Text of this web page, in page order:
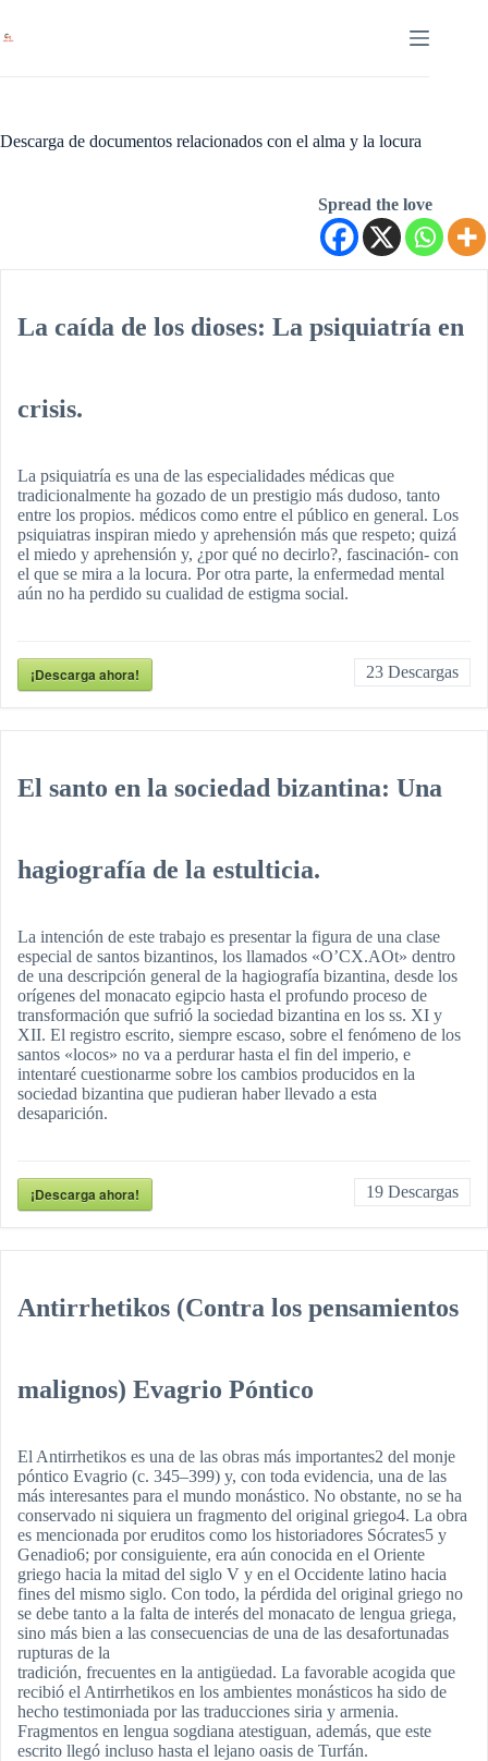
contenido
Descarga de documentos relacionados con el alma y la locura
Spread the love
La caída de los dioses: La psiquiatría en
crisis.
La psiquiatría es una de las especialidades médicas que
tradicionalmente ha gozado de un prestigio más dudoso, tanto
entre los propios. médicos como entre el público en general. Los
psiquiatras inspiran miedo y aprehensión más que respeto; quizá
el miedo y aprehensión y, ¿por qué no decirlo?, fascinación- con
el que se mira a la locura. Por otra parte, la enfermedad mental
aún no ha perdido su cualidad de estigma social.
¡Descarga ahora! 23 Descargas
El santo en la sociedad bizantina: Una
hagiografía de la estulticia.
La intención de este trabajo es presentar la figura de una clase
especial de santos bizantinos, los llamados «O’CX.AOt» dentro
de una descripción general de la hagiografía bizantina, desde los
orígenes del monacato egipcio hasta el profundo proceso de
transformación que sufrió la sociedad bizantina en los ss. XI y
XII. El registro escrito, siempre escaso, sobre el fenómeno de los
santos «locos» no va a perdurar hasta el fin del imperio, e
intentaré cuestionarme sobre los cambios producidos en la
sociedad bizantina que pudieran haber llevado a esta
desaparición.
¡Descarga ahora! 19 Descargas
Antirrhetikos (Contra los pensamientos
malignos) Evagrio Póntico
El Antirrhetikos es una de las obras más importantes2 del monje
póntico Evagrio (c. 345–399) y, con toda evidencia, una de las
más interesantes para el mundo monástico. No obstante, no se ha
conservado ni siquiera un fragmento del original griego4. La obra
es mencionada por eruditos como los historiadores Sócrates5 y
Genadio6; por consiguiente, era aún conocida en el Oriente
griego hacia la mitad del siglo V y en el Occidente latino hacia
fines del mismo siglo. Con todo, la pérdida del original griego no
se debe tanto a la falta de interés del monacato de lengua griega,
sino más bien a las consecuencias de una de las desafortunadas
rupturas de la
tradición, frecuentes en la antigüedad. La favorable acogida que
recibió el Antirrhetikos en los ambientes monásticos ha sido de
hecho testimoniada por las traducciones siria y armenia.
Fragmentos en lengua sogdiana atestiguan, además, que este
escrito llegó incluso hasta el lejano oasis de Turfán.